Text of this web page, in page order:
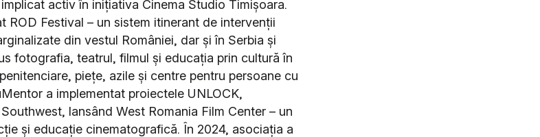
activ în inițiativa Cinema Studio Timișoara.
ROD Festival – un sistem itinerant de intervenții
din vestul României, dar și în Serbia și
fotografia, teatrul, filmul și educația prin cultură în
piețe, azile și centre pentru persoane cu
a implementat proiectele UNLOCK,
lansând West Romania Film Center – un
și educație cinematografică. În 2024, asociația a